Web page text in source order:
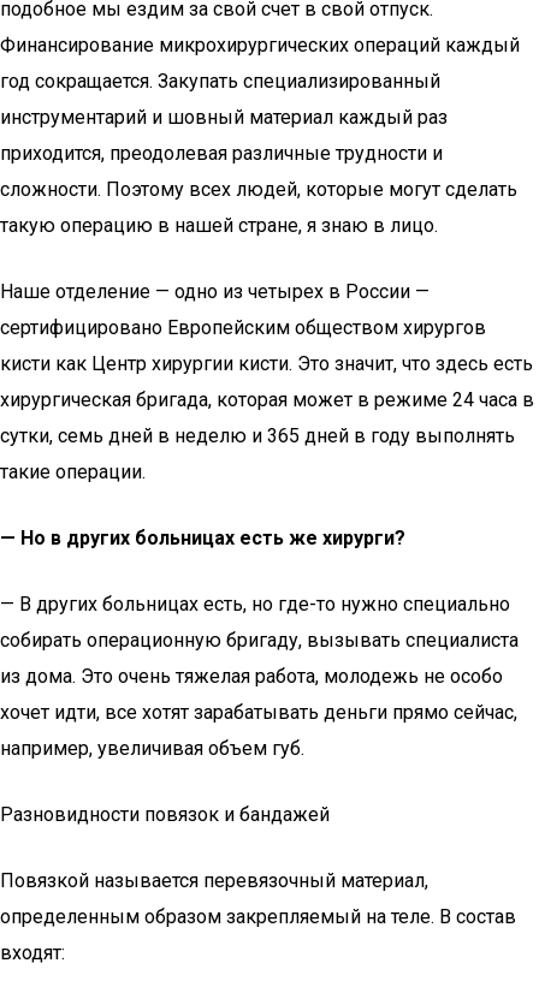
подобное мы ездим за свой счет в свой отпуск.
Финансирование микрохирургических операций каждый
год сокращается. Закупать специализированный
инструментарий и шовный материал каждый раз
приходится, преодолевая различные трудности и
сложности. Поэтому всех людей, которые могут сделать
такую операцию в нашей стране, я знаю в лицо.
Наше отделение — одно из четырех в России —
сертифицировано Европейским обществом хирургов
кисти как Центр хирургии кисти. Это значит, что здесь есть
хирургическая бригада, которая может в режиме 24 часа в
сутки, семь дней в неделю и 365 дней в году выполнять
такие операции.
— Но в других больницах есть же хирурги?
— В других больницах есть, но где-то нужно специально
собирать операционную бригаду, вызывать специалиста
из дома. Это очень тяжелая работа, молодежь не особо
хочет идти, все хотят зарабатывать деньги прямо сейчас,
например, увеличивая объем губ.
Разновидности повязок и бандажей
Повязкой называется перевязочный материал,
определенным образом закрепляемый на теле. В состав
входят: